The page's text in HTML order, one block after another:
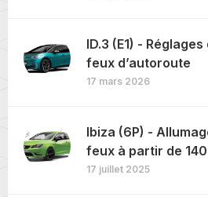
ID.3 (E1) -
feux d’autoroute
17 mars 2026
Ibiza (6P) -
feux à partir de
17 juillet 2025